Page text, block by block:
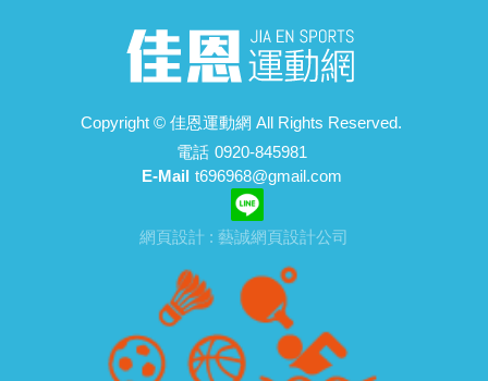
Copyright © 佳恩運動網 All Rights Reserved.
電話 0920-845981
E-Mail t696968@gmail.com
網頁設計 : 藝誠網頁設計公司